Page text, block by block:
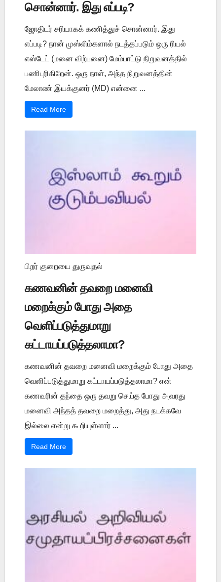
சொன்னார். இது எப்படி?
ஜோதிடர் சரியாகக் கணித்துச் சொன்னார். இது
எப்படி? நான் முஸ்லிம்களால் நடத்தப்படும் ஒரு ரியல்
எஸ்டேட் (மனை விற்பனை) மேம்பாட்டு நிறுவனத்தில்
பணிபுரிகிறேன். ஒரு நாள், அந்த நிறுவனத்தின்
மேலாண் இயக்குனர் (MD) என்னை ...
Read More
பிறர் குறையை துருவுதல்
கணவனின் தவறை மனைவி
மறைக்கும் போது அதை
வெளிப்படுத்துமாறு
கட்டாயப்படுத்தலாமா?
கணவனின் தவறை மனைவி மறைக்கும் போது அதை
வெளிப்படுத்துமாறு கட்டாயப்படுத்தலாமா? என்
கணவரின் தந்தை ஒரு தவறு செய்த போது அவரது
மனைவி அந்தத் தவறை மறைத்து, அது நடக்கவே
இல்லை என்று கூறியுள்ளார் ...
Read More